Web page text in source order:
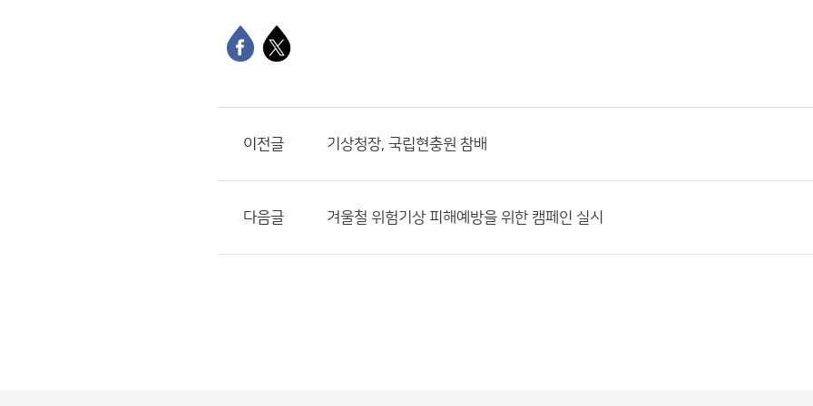
이전글 기상청장, 국립현충원 참배
다음글 겨울철 위험기상 피해예방을 위한 캠페인 실시